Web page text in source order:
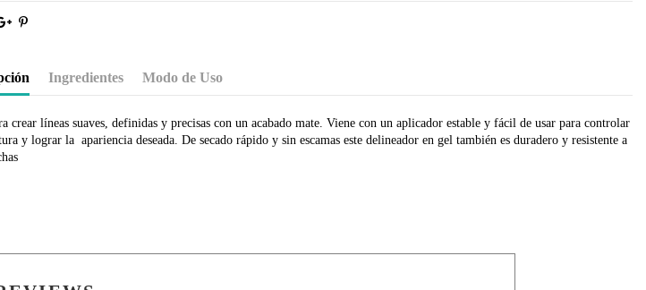
Ingredientes Modo de Uso
crear líneas suaves, definidas y precisas con un acabado mate. Viene con un aplicador estable y fácil de usar para controlar
y lograr la apariencia deseada. De secado rápido y sin escamas este delineador en gel también es duradero y resistente a